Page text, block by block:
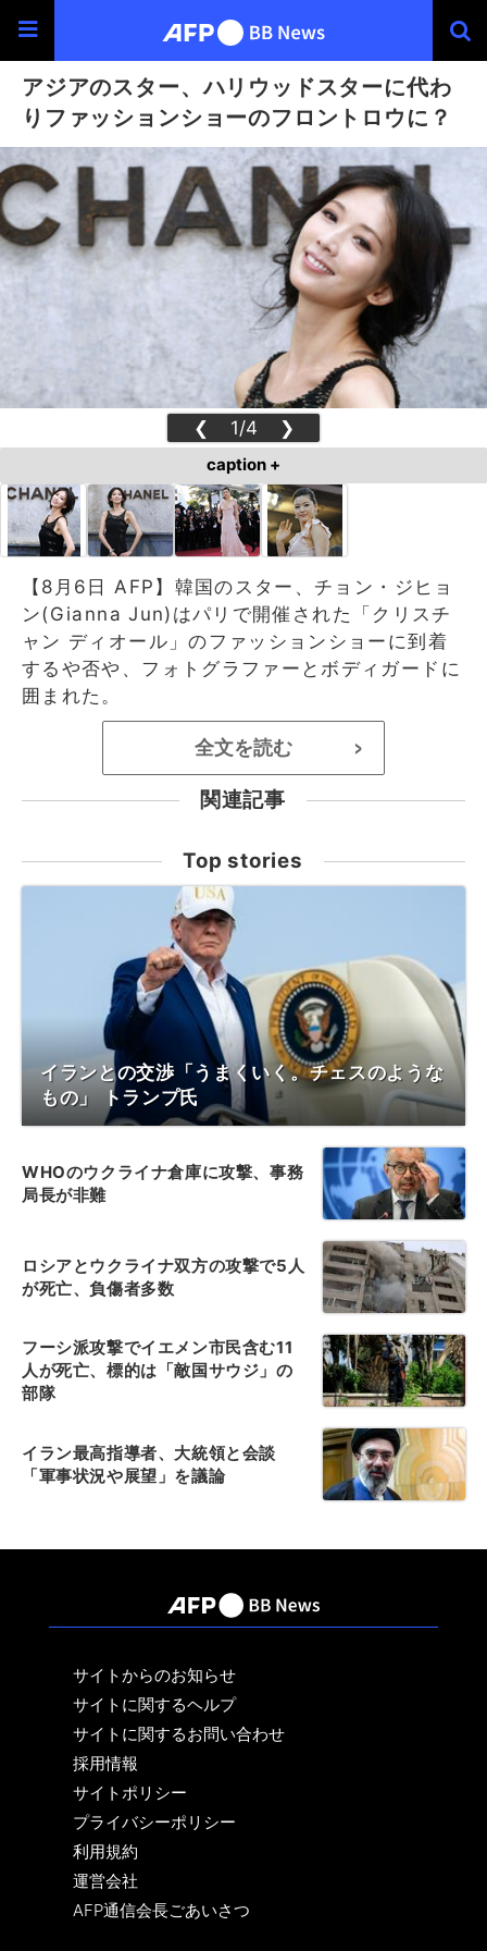
アジアのスター、ハリウッドスターに代わ
りファッションショーのフロントロウに？
❮ 1/4 ❯
caption +
【8月6日 AFP】韓国のスター、チョン・ジヒョ
ン(Gianna Jun)はパリで開催された「クリスチ
ャン ディオール」のファッションショーに到着
するや否や、フォトグラファーとボディガードに
囲まれた。
全文を読む >
関連記事
Top stories
イランとの交渉「うまくいく。チェスのような
もの」 トランプ氏
WHOのウクライナ倉庫に攻撃、事務
局長が非難
ロシアとウクライナ双方の攻撃で5人
が死亡、負傷者多数
フーシ派攻撃でイエメン市民含む11
人が死亡、標的は「敵国サウジ」の
部隊
イラン最高指導者、大統領と会談
「軍事状況や展望」を議論
サイトからのお知らせ
サイトに関するヘルプ
サイトに関するお問い合わせ
採用情報
サイトポリシー
プライバシーポリシー
利用規約
運営会社
AFP通信会長ごあいさつ